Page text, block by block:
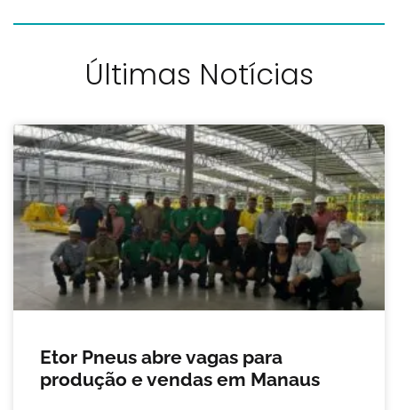
Últimas Notícias
Etor Pneus abre vagas para
produção e vendas em Manaus